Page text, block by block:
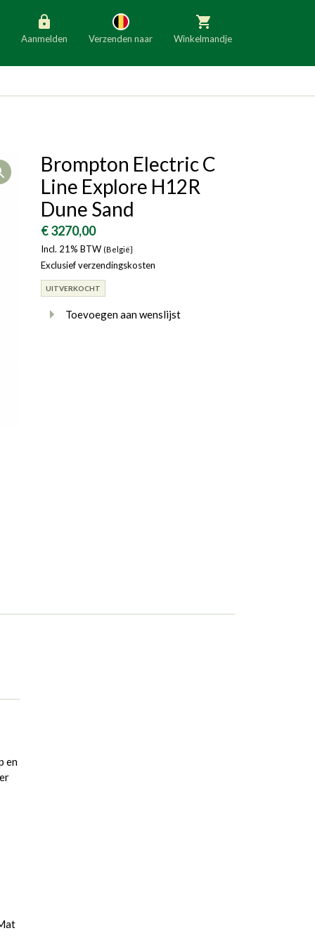
Aanmelden Verzenden naar
Slovenië Italië
Denemarken
Bulgarije
Winkelmandje
Open
Brompton Electric C
Line Explore H12R
Dune Sand
€ 3270,00
Incl. 21% BTW (België}
Exclusief verzendingskosten
UITVERKOCHT
Toevoegen aan wenslijst
en